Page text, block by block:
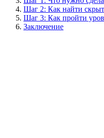
Шаг 2: Как найти
Шаг 3: Как пройти
Заключение